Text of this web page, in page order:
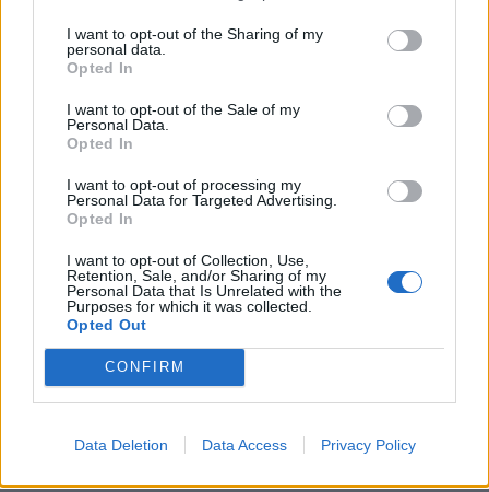
I want to opt-out of the Sharing of my
personal data.
Opted In
I want to opt-out of the Sale of my
Personal Data.
Opted In
I want to opt-out of processing my
Personal Data for Targeted Advertising.
Opted In
I want to opt-out of Collection, Use,
Retention, Sale, and/or Sharing of my
Personal Data that Is Unrelated with the
Purposes for which it was collected.
Opted Out
CONFIRM
Data Deletion Data Access Privacy Policy
ΕΠΙΚΑΙΡΟΤΗΤΑ
Toyota GR86: Στοχευμένες αλλαγές με επίκεντρο
9.8.2026